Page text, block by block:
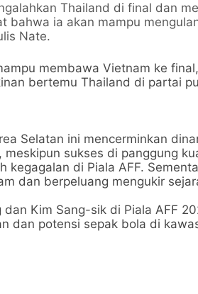
Thailand di final dan
bahwa ia akan mampu
Nate.
membawa Vietnam ke
bertemu Thailand di partai
Selatan ini mencerminkan
meskipun sukses di panggung
kegagalan di Piala AFF.
dan berpeluang mengukir
dan Kim Sang-sik di Piala AFF
dan potensi sepak bola di